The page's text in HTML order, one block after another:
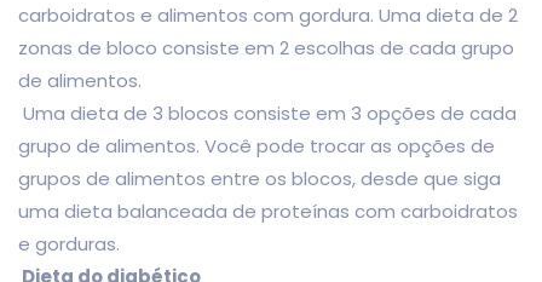
carboidratos e alimentos com gordura. Uma dieta de 2
zonas de bloco consiste em 2 escolhas de cada grupo
de alimentos.
Uma dieta de 3 blocos consiste em 3 opções de cada
grupo de alimentos. Você pode trocar as opções de
grupos de alimentos entre os blocos, desde que siga
uma dieta balanceada de proteínas com carboidratos
e gorduras.
Dieta do diabético